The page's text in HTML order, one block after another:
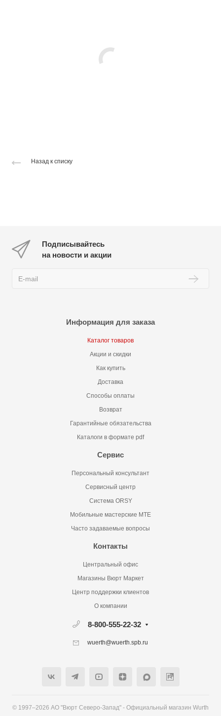
Назад к списку
Подписывайтесь
на новости и акции
Информация для заказа
Каталог товаров
Акции и скидки
Как купить
Доставка
Способы оплаты
Возврат
Гарантийные обязательства
Каталоги в формате pdf
Сервис
Персональный консультант
Сервисный центр
Система ORSY
Мобильные мастерские MTE
Часто задаваемые вопросы
Контакты
Центральный офис
Магазины Вюрт Маркет
Центр поддержки клиентов
О компании
8-800-555-22-32
wuerth@wuerth.spb.ru
© 1997–2026 АО "Вюрт Северо-Запад" - Официальный магазин Wurth